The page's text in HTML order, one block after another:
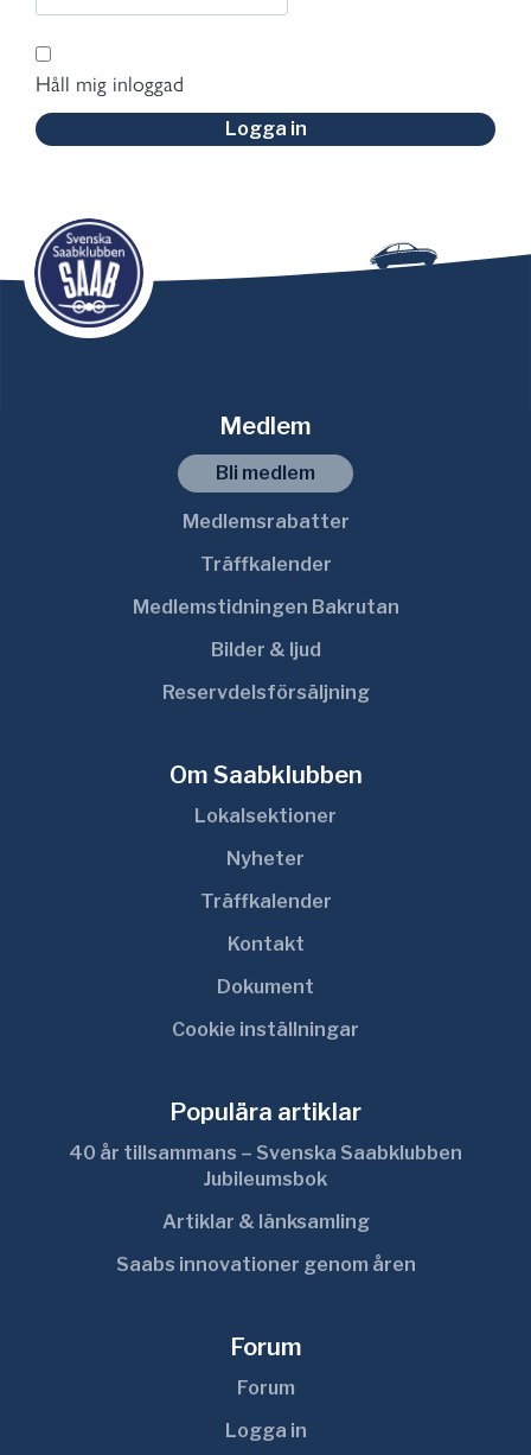
Håll mig inloggad
Logga in
Medlem
Bli medlem
Medlemsrabatter
Träffkalender
Medlemstidningen Bakrutan
Bilder & ljud
Reservdelsförsäljning
Om Saabklubben
Lokalsektioner
Nyheter
Träffkalender
Kontakt
Dokument
Cookie inställningar
Populära artiklar
40 år tillsammans – Svenska Saabklubben
Jubileumsbok
Artiklar & länksamling
Saabs innovationer genom åren
Forum
Forum
Logga in